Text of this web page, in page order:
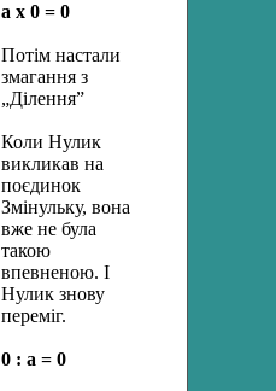
а х 0 = 0
Потім настали
змагання з
„Ділення”
Коли Нулик
викликав на
поєдинок
Змінульку, вона
вже не була
такою
впевненою. І
Нулик знову
переміг.
0 : а = 0